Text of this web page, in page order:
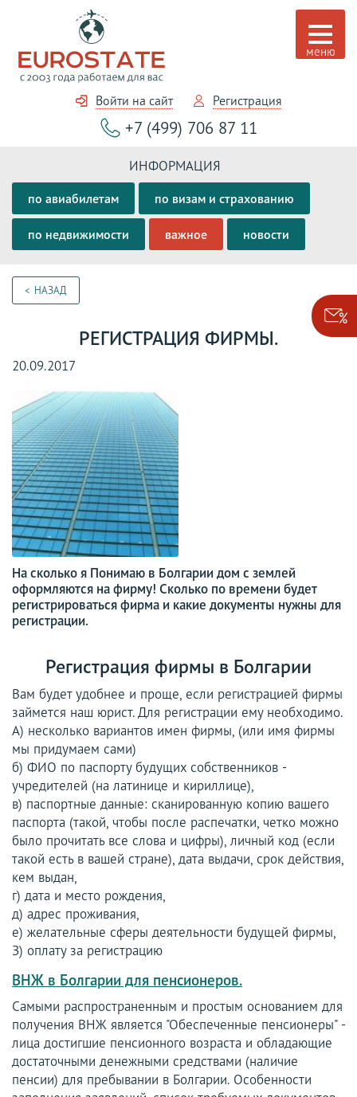
Войти на сайт Регистрация
+7 (499) 706 87 11
ИНФОРМАЦИЯ
по авиабилетам по визам и страхованию
по недвижимости важное новости
НАЗАД
РЕГИСТРАЦИЯ ФИРМЫ.
20.09.2017
На сколько я Понимаю в Болгарии дом с землей
оформляются на фирму! Сколько по времени будет
регистрироваться фирма и какие документы нужны для
регистрации.
Регистрация фирмы в Болгарии
Вам будет удобнее и проще, если регистрацией фирмы
займется наш юрист. Для регистрации ему необходимо.
А) несколько вариантов имен фирмы, (или имя фирмы
мы придумаем сами)
б) ФИО по паспорту будущих собственников -
учредителей (на латинице и кириллице),
в) паспортные данные: сканированную копию вашего
паспорта (такой, чтобы после распечатки, четко можно
было прочитать все слова и цифры), личный код (если
такой есть в вашей стране), дата выдачи, срок действия,
кем выдан,
г) дата и место рождения,
д) адрес проживания,
е) желательные сферы деятельности будущей фирмы,
З) оплату за регистрацию
ВНЖ в Болгарии для пенсионеров.
Самыми распространенным и простым основанием для
получения ВНЖ является "Обеспеченные пенсионеры" -
лица достигшие пенсионного возраста и обладающие
достаточными денежными средствами (наличие
пенсии) для пребывании в Болгарии. Особенности